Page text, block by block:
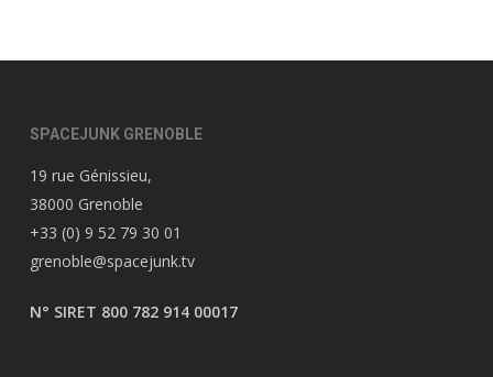
SPACEJUNK GRENOBLE
19 rue Génissieu,
38000 Grenoble
+33 (0) 9 52 79 30 01
grenoble@spacejunk.tv
N° SIRET 800 782 914 00017